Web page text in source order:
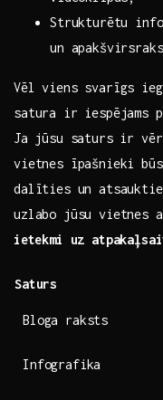
Strukturētu
un
Vēl viens svarīgs
satura ir iespējams
⁤Ja jūsu saturs ir
vietnes īpašnieki
dalīties un
uzlabo jūsu vietnes
⁢ietekmi uz
Saturs
Bloga raksts
Infografika